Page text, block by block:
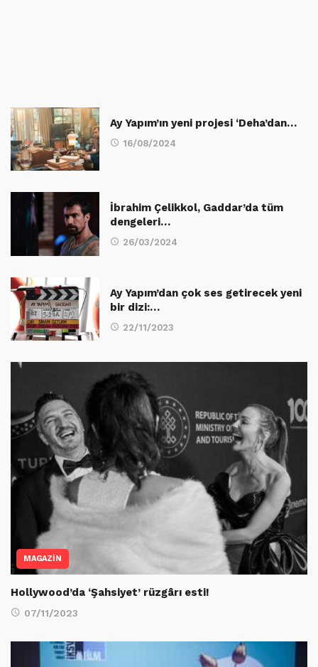
Ay Yapım’ın yeni projesi ‘Deha’dan…
16/08/2024
İbrahim Çelikkol, Gaddar’da tüm
dengeleri…
26/03/2024
Ay Yapım’dan çok ses getirecek yeni
bir dizi:…
22/11/2023
MAGAZİN
Hollywood’da ‘Şahsiyet’ rüzgârı esti!
07/11/2023